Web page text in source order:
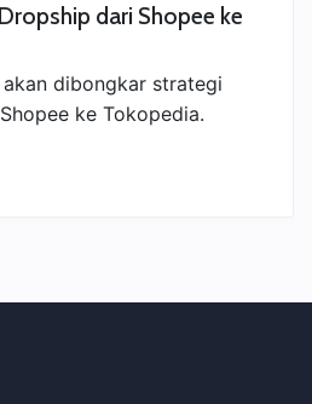
dari Shopee ke
dibongkar strategi
ke Tokopedia.